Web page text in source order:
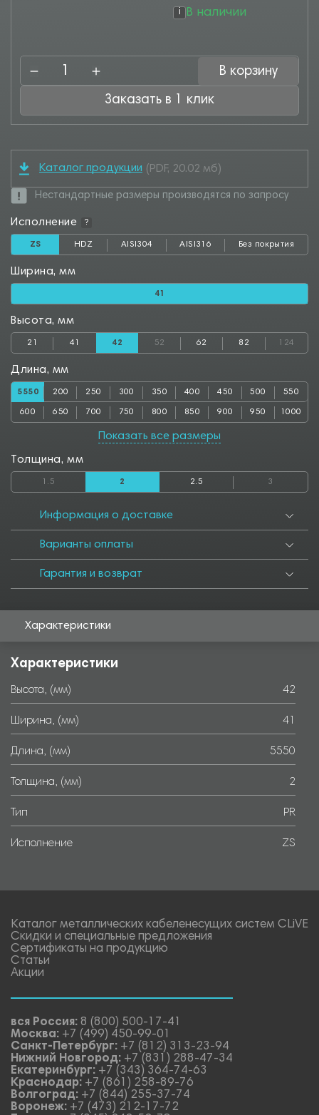
В наличии
i
В корзину
Заказать в 1 клик
Каталог продукции (PDF, 20.02 мб)
Нестандартные размеры производятся по запросу
Исполнение ?
ZS HDZ AISI304 AISI316 Без покрытия
Ширина, мм
41
Высота, мм
21 41 42 52 62 82 124
Длина, мм
5550 200 250 300 350 400 450 500 550
600 650 700 750 800 850 900 950 1000
1150 1200 1250 1300 1350
1950 2000 2050 2500 2550 2800 2850 3000 3050
3500 3550 4000 4050 4500 4550 5000 5050 5500
6000
Показать все размеры
Толщина, мм
1.5 2 2.5 3
Информация о доставке
Варианты оплаты
Гарантия и возврат
Характеристики
Характеристики
Высота, (мм) 42
Ширина, (мм) 41
Длина, (мм) 5550
Толщина, (мм) 2
Тип PR
Исполнение ZS
Каталог металлических кабеленесущих систем CLiVE
Скидки и специальные предложения
Сертификаты на продукцию
Статьи
Акции
вся Россия: 8 (800) 500-17-41
Москва: +7 (499) 450-99-01
Санкт-Петербург: +7 (812) 313-23-94
Нижний Новгород: +7 (831) 288-47-34
Екатеринбург: +7 (343) 364-74-63
Краснодар: +7 (861) 258-89-76
Волгоград: +7 (844) 255-37-74
Воронеж: +7 (473) 212-17-72